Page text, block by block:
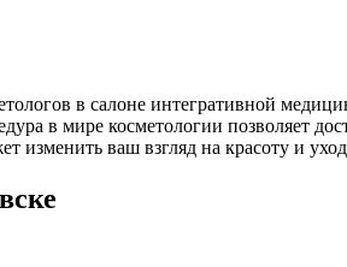
в салоне интегративной
в мире косметологии позволяет
изменить ваш взгляд на красоту и